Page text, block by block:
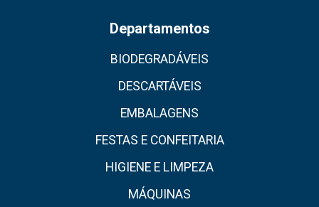
Departamentos
BIODEGRADÁVEIS
DESCARTÁVEIS
EMBALAGENS
FESTAS E CONFEITARIA
HIGIENE E LIMPEZA
MÁQUINAS